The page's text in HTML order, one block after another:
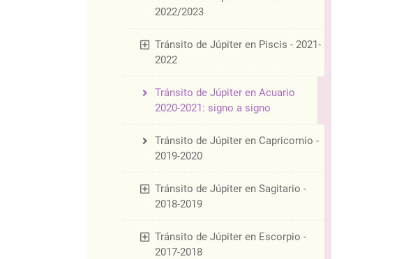
2022/2023
Tránsito de Júpiter en Piscis - 2021-
2022
Tránsito de Júpiter en Acuario
2020-2021: signo a signo
Tránsito de Júpiter en Capricornio -
2019-2020
Tránsito de Júpiter en Sagitario -
2018-2019
Tránsito de Júpiter en Escorpio -
2017-2018